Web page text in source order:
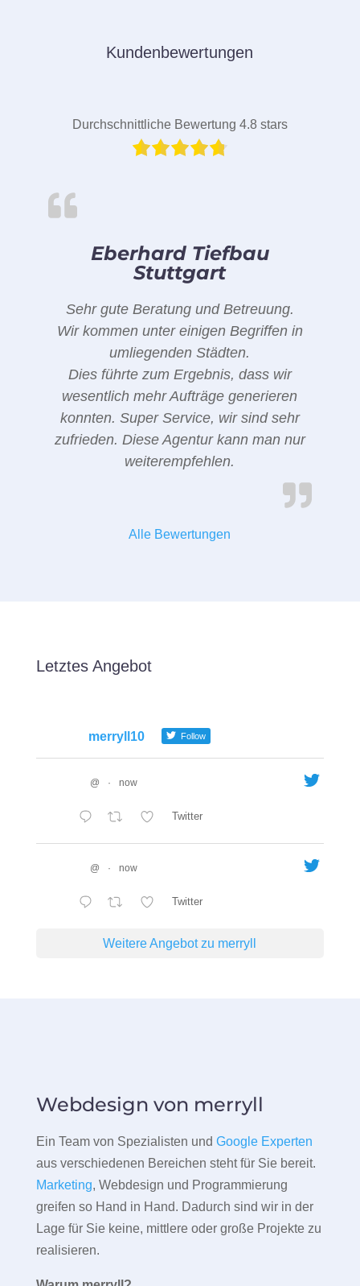
Kundenbewertungen
Durchschnittliche Bewertung 4.8 stars
Eberhard Tiefbau
Stuttgart
Sehr gute Beratung und Betreuung.
Wir kommen unter einigen Begriffen in
umliegenden Städten.
Dies führte zum Ergebnis, dass wir
wesentlich mehr Aufträge generieren
konnten. Super Service, wir sind sehr
zufrieden. Diese Agentur kann man nur
weiterempfehlen.
Alle Bewertungen
Letztes Angebot
merryll10 Follow
@ · now
Twitter
@ · now
Twitter
Weitere Angebot zu merryll
Webdesign von merryll
Ein Team von Spezialisten und Google Experten
aus verschiedenen Bereichen steht für Sie bereit.
Marketing, Webdesign und Programmierung
greifen so Hand in Hand. Dadurch sind wir in der
Lage für Sie keine, mittlere oder große Projekte zu
realisieren.